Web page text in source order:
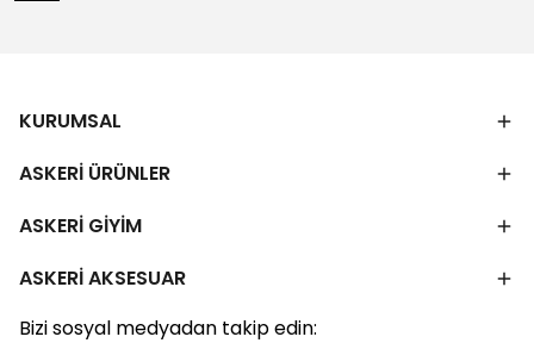
KURUMSAL
ASKERİ ÜRÜNLER
ASKERİ GİYİM
ASKERİ AKSESUAR
Bizi sosyal medyadan takip edin: